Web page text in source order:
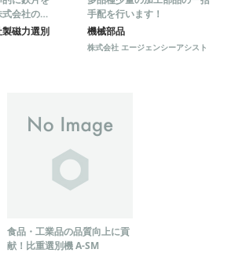
会社の製
磁力選別
手配を行います！
機械部品
株式会社 エージェンシーアシスト
食品・工業品の品質向上に貢
献！比重選別機 A-SM